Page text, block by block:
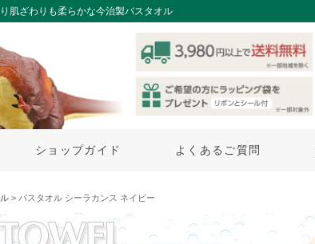
肌ざわりも柔らかな今治製バスタオル
ショップガイド よくあるご質問
> バスタオル シーラカンス ネイビー